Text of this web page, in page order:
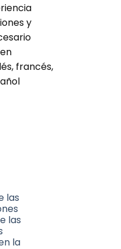
y
francés,
las
las
la